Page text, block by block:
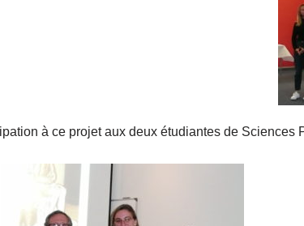
à ce projet aux deux étudiantes de Sciences